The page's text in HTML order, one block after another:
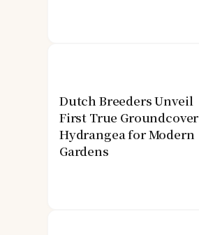
Dutch Breeders Unveil
First True Groundcover
Hydrangea for Modern
Gardens